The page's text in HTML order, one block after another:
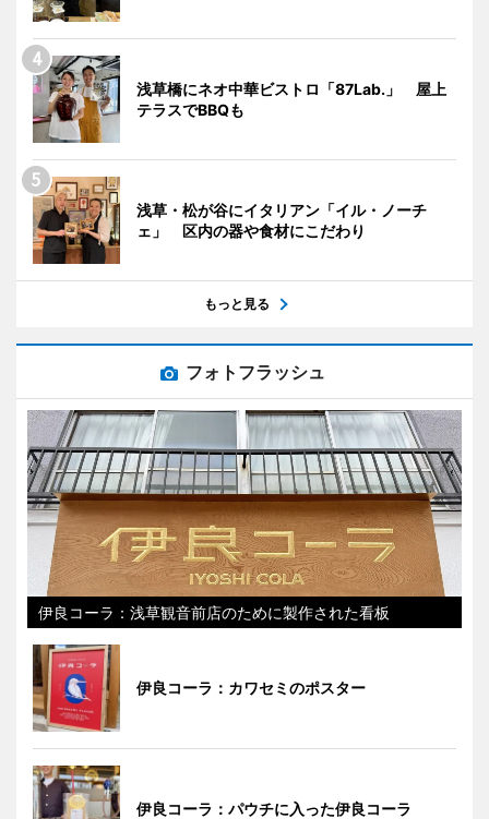
浅草橋にネオ中華ビストロ「87Lab.」 屋上
テラスでBBQも
浅草・松が谷にイタリアン「イル・ノーチ
ェ」 区内の器や食材にこだわり
もっと見る
フォトフラッシュ
伊良コーラ：浅草観音前店のために製作された看板
伊良コーラ：カワセミのポスター
伊良コーラ：パウチに入った伊良コーラ